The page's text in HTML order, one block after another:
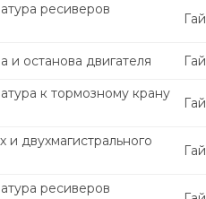
ресиверов
и останова двигателя
к тормозному крану
и двухмагистрального
ресиверов